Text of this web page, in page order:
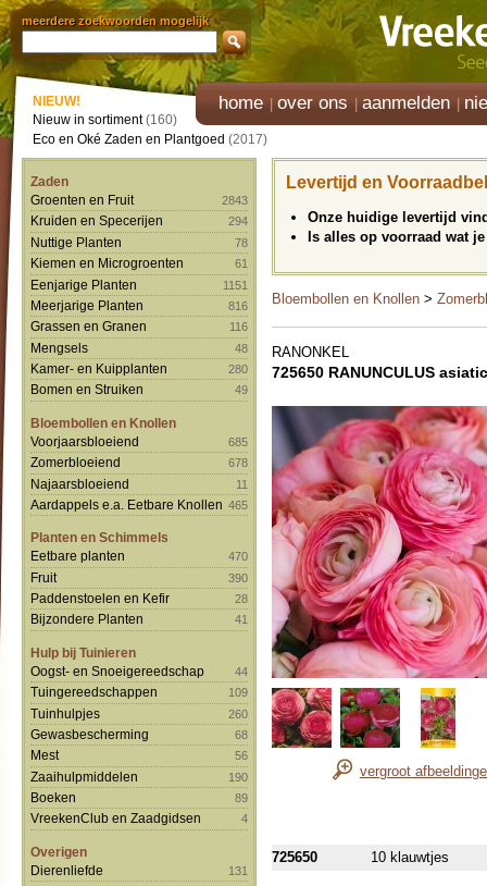
meerdere zoekwoorden mogelijk
home over ons aanmelden
NIEUW!
Nieuw in sortiment(160)
Eco en Oké Zaden en Plantgoed (2017)
Zaden
Groenten en Fruit
2843
Kruiden en Specerijen 294
Nuttige Planten 78
Kiemen en Microgroenten 61
Eenjarige Planten 1151
Meerjarige Planten 816
Grassen en Granen 116
Mengsels 48
Kamer- en Kuipplanten 280
Bomen en Struiken 49
Bloembollen en Knollen
Voorjaarsbloeiend
685
Zomerbloeiend 678
Najaarsbloeiend 11
Aardappels e.a. Eetbare Knollen 465
Planten en Schimmels
Eetbare planten
470
Fruit 390
Paddenstoelen en Kefir 28
Bijzondere Planten 41
Hulp bij Tuinieren
Oogst- en Snoeigereedschap
44
Tuingereedschappen 109
Tuinhulpjes 260
Gewasbescherming 68
Mest 56
Zaaihulpmiddelen 190
Boeken 89
VreekenClub en Zaadgidsen 4
Overigen
Dierenliefde
131
Levertijd en
Onze huidige levertijd
Is alles op voorraad wat
Bloembollen en Knollen >
RANONKEL
725650 RANUNCULUS
vergroot
725650 10 klauwtjes